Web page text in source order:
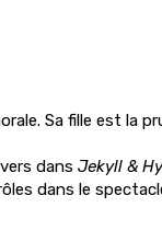
Sa fille est la
dans Jekyll &
dans le